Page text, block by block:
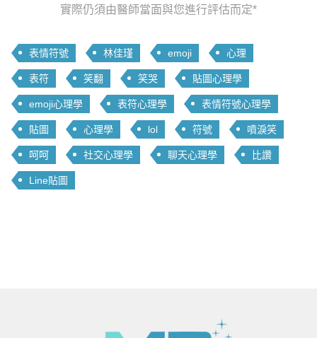
實際仍須由醫師當面與您進行評估而定*
表情符號 林佳瑾 emoji 心理
表符 笑翻 笑哭 貼圖心理學
emoji心理學 表符心理學 表情符號心理學
貼圖 心理學 lol 符號 噴淚笑
呵呵 社交心理學 聊天心理學 比讚
Line貼圖